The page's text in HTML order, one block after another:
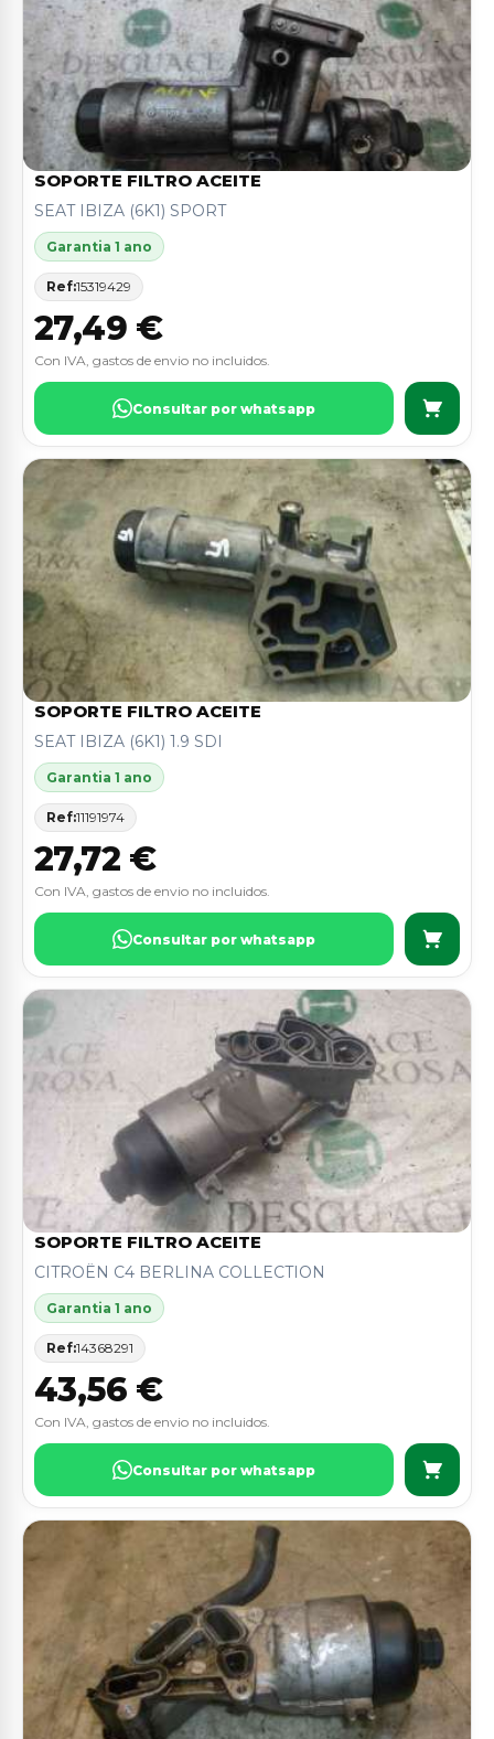
SOPORTE FILTRO ACEITE
SEAT IBIZA (6K1) SPORT
Garantia 1 ano
Ref:15319429
27,49 €
Con IVA, gastos de envio no incluidos.
Consultar por whatsapp
SOPORTE FILTRO ACEITE
SEAT IBIZA (6K1) 1.9 SDI
Garantia 1 ano
Ref:11191974
27,72 €
Con IVA, gastos de envio no incluidos.
Consultar por whatsapp
SOPORTE FILTRO ACEITE
CITROËN C4 BERLINA COLLECTION
Garantia 1 ano
Ref:14368291
43,56 €
Con IVA, gastos de envio no incluidos.
Consultar por whatsapp